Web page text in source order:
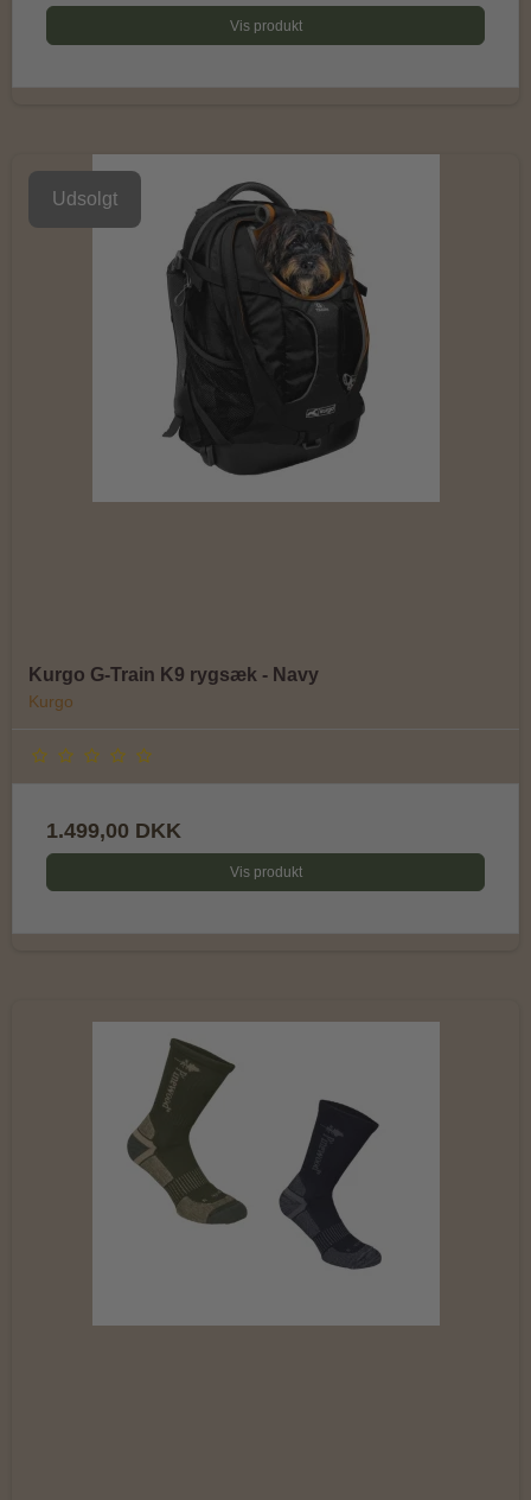
Vis produkt
Udsolgt
Kurgo G-Train K9 rygsæk - Navy
Kurgo
1.499,00 DKK
Vis produkt